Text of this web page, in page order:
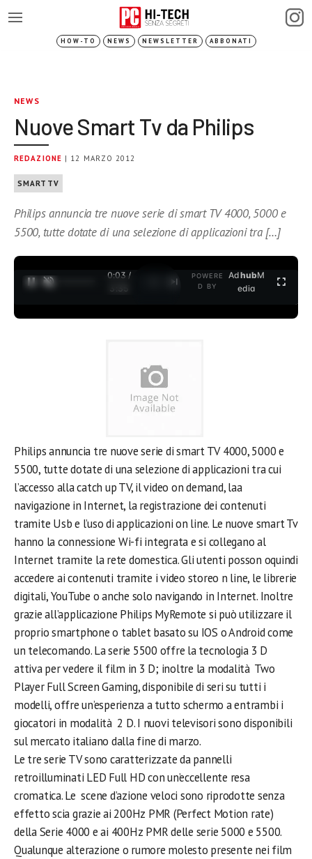
HOW-TO NEWS NEWSLETTER ABBONATI
NEWS
Nuove Smart Tv da Philips
REDAZIONE | 12 MARZO 2012
SMARTTV
Philips annuncia tre nuove serie di smart TV 4000, 5000 e
5500, tutte dotate di una selezione di applicazioni tra […]
0:03 /
3:35
POWERE
D BY
AdhubM
edia
Philips annuncia tre nuove serie di smart TV 4000, 5000 e
5500, tutte dotate di una selezione di applicazioni tra cui
l’accesso alla catch up TV, il video on demand, laa
navigazione in Internet, la registrazione dei contenuti
tramite Usb e l’uso di applicazioni on line. Le nuove smart Tv
hanno la connessione Wi-fi integrata e si collegano al
Internet tramite la rete domestica. Gli utenti posson oquindi
accedere ai contenuti tramite i video storeo n line, le librerie
digitali, YouTube o anche solo navigando in Internet. Inoltre
grazie all’applicazione Philips MyRemote si può utilizzare il
proprio smartphone o tablet basato su IOS o Android come
un telecomando. La serie 5500 offre la tecnologia 3 D
attiva per vedere il film in 3 D; inoltre la modalità Two
Player Full Screen Gaming, disponibile di seri su tutti i
modelli, offre un’esperienza a tutto schermo a entrambi i
giocatori in modalità 2 D. I nuovi televisori sono disponibili
sul mercato italiano dalla fine di marzo.
Le tre serie TV sono caratterizzate da pannelli
retroilluminati LED Full HD con un’eccellente resa
cromatica. Le scene d’azione veloci sono riprodotte senza
effetto scia grazie ai 200Hz PMR (Perfect Motion rate)
della Serie 4000 e ai 400Hz PMR delle serie 5000 e 5500.
Qualunque alterazione o rumore molesto presente nei film